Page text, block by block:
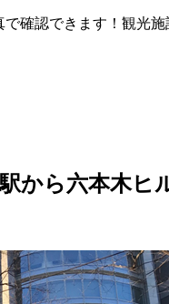
確認できます！観光
から六本木ヒ